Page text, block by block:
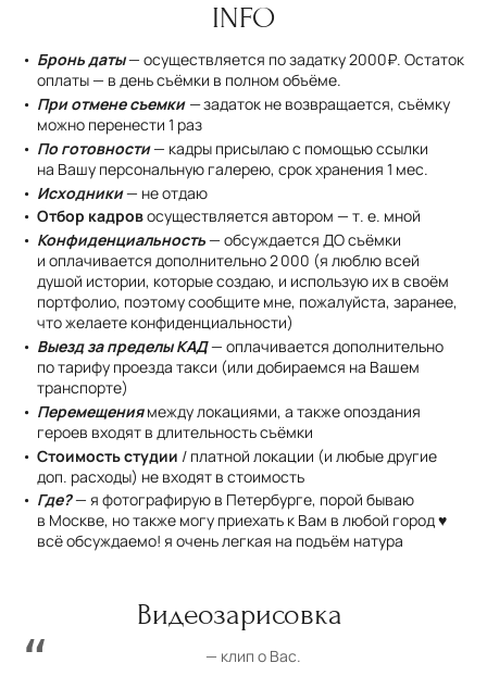
INFO
Бронь даты— осуществляется по задатку 2000₽. Остаток
оплаты — в день съёмки в полном объёме.
При отмене съемки —задаток не возвращается, съёмку
можно перенести 1 раз
По готовности— кадры присылаю с помощью ссылки
на Вашу персональную галерею, срок хранения 1 мес.
Исходники— не отдаю
Отбор кадровосуществляется автором — т. е. мной
Конфиденциальность— обсуждается ДО съёмки
и оплачивается дополнительно 2 000 (я люблю всей
душой истории, которые создаю, и использую их в своём
портфолио, поэтому сообщите мне, пожалуйста, заранее,
что желаете конфиденциальности)
Выезд за пределы КАД— оплачивается дополнительно
по тарифу проезда такси (или добираемся на Вашем
транспорте)
Перемещениямежду локациями, а также опоздания
героев входят в длительность съёмки
Стоимость студии / платной локации (и любые другие
доп. расходы) не входят в стоимость
Где?— я фотографирую в Петербурге, порой бываю
в Москве, но также могу приехать к Вам в любой город ♥
всё обсуждаемо! я очень легкая на подъём натура
Видеозарисовка
— клип о Вас.